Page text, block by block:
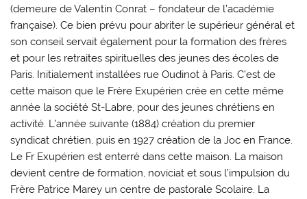
(demeure de Valentin Conrat – fondateur de l’académie
française). Ce bien prévu pour abriter le supérieur général et
son conseil servait également pour la formation des frères
et pour les retraites spirituelles des jeunes des écoles de
Paris. Initialement installées rue Oudinot à Paris. C’est de
cette maison que le Frère Exupérien crée en cette même
année la société St-Labre, pour des jeunes chrétiens en
activité. L’année suivante (1884) création du premier
syndicat chrétien, puis en 1927 création de la Joc en France.
Le Fr Exupérien est enterré dans cette maison. La maison
devient centre de formation, noviciat et sous l’impulsion du
Frère Patrice Marey un centre de pastorale Scolaire. La